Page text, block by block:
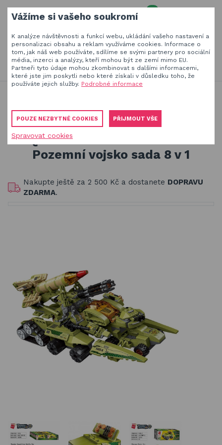
Váš e-mail
Vaše heslo
PŘIHLÁSIT
Registrovat
0
+420777 230 065
PO-PÁ 8-18 hod
Slunečníky a stínící technika
Dřevěné hračky pro děti
Stavebnice Qman pro děti
Venkovní hry a hračky pro děti
Gumové podlahy (dlaždice)
Trampolíny
Výprodej
VŠE O NÁKUPU
BLOG
KONTAKT
HLEDAT
Stavebnice Qman pro kluky od 6 let
Qman Trans Collector 1415 Pozemní vojsko sada 8 v 1
Qman Trans Collector 1415
Pozemní vojsko sada 8 v 1
Nakupte ještě za 2 500 Kč a dostanete DOPRAVU
ZDARMA.
Vážíme si vašeho soukromí
K analýze návštěvnosti a funkcí webu, ukládání vašeho nastavení a
personalizaci obsahu a reklam využíváme cookies. Informace o
tom, jak náš web používáte, sdílíme se svými partnery pro sociální
média, inzerci a analýzy, kteří mohou být ze zemí mimo EU.
Partneři tyto údaje mohou zkombinovat s dalšími informacemi,
které jste jim poskytli nebo které získali v důsledku toho, že
používáte jejich služby. Podrobné informace
POUZE NEZBYTNÉ COOKIES PŘIJMOUT VŠE
Spravovat cookies